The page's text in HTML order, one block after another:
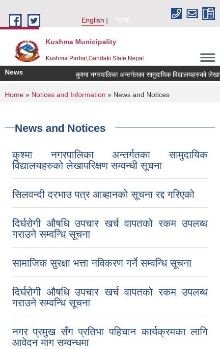
English
नेपाली
Kushma Municipality
Kushma Parbat,Gandaki State,Nepal
News कुश्मा नगरपालिका अन्तर्गतका सामुदायिक विद्यालयहरुको
You are here
Home » Notices and Information » News and Notices
News and Notices
कुश्मा नगरपालिका अन्तर्गतका सामुदायिक
विद्यालयहरुको लेखापरिक्षण सम्वन्धी सूचना
सिलवन्दी दरभाउ पत्र आब्हानको सूचना रद्द गरिएको
दिर्घरोगी औषधि उपचार खर्च वापतको रकम उपलब्ध
गराउने सम्वन्धि सूचना
सामाजिक सुरक्षा भत्ता नविकरण गर्ने सम्वन्धि सूचना
दिर्घरोगी औषधि उपचार खर्च वापतको रकम उपलब्ध
गराउने सम्वन्धि सूचना
नगर प्रमुख सँग प्रतिभा पहिचान कार्यक्रमका लागि
आवेदन माग सम्वन्धमा